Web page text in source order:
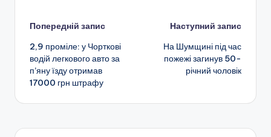
Навігація
по
запису
Попередній запис
2,9 проміле: у Чорткові
водій легкового авто за
п’яну їзду отримав
17000 грн штрафу
Наступний запис
На Шумщині під час
пожежі загинув 50-
річний чоловік